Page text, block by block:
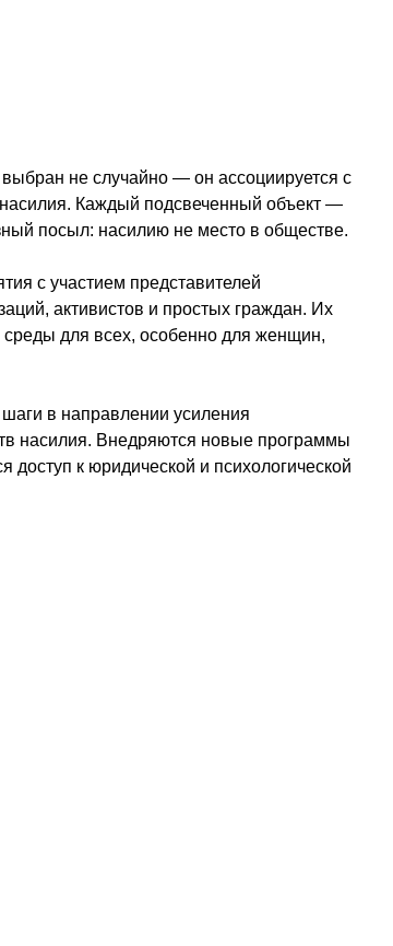
не случайно — он ассоциируется с
Каждый подсвеченный объект —
посыл: насилию не место в обществе.
с участием представителей
активистов и простых граждан. Их
для всех, особенно для женщин,
в направлении усиления
насилия. Внедряются новые программы
к юридической и психологической